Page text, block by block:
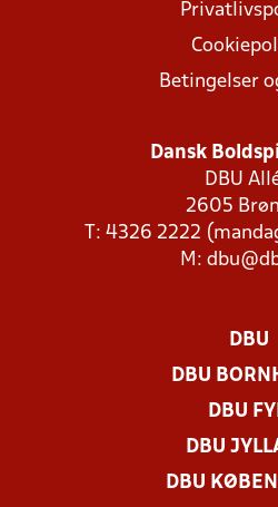
Betingelser
Dansk
DBU
2605
T: 4326 2222
M:
DBU
DBU
DBU
DBU
DBU